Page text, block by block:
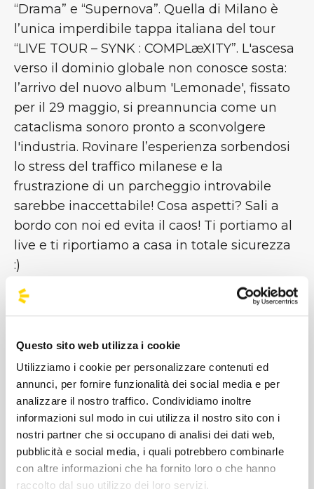
Questo sito web utilizza i cookie
Utilizziamo i cookie per personalizzare contenuti ed
annunci, per fornire funzionalità dei social media e per
analizzare il nostro traffico. Condividiamo inoltre
informazioni sul modo in cui utilizza il nostro sito con i
nostri partner che si occupano di analisi dei dati web,
pubblicità e social media, i quali potrebbero combinarle
con altre informazioni che ha fornito loro o che hanno
raccolto dal suo utilizzo dei loro servizi.
“Drama” e “Supernova”. Quella di Milano è
l’unica imperdibile tappa italiana del tour
“LIVE TOUR – SYNK : COMPLæXITY”. L'ascesa
verso il dominio globale non conosce sosta:
l’arrivo del nuovo album 'Lemonade', fissato
per il 29 maggio, si preannuncia come un
cataclisma sonoro pronto a sconvolgere
l'industria. Rovinare l’esperienza sorbendosi
lo stress del traffico milanese e la
frustrazione di un parcheggio introvabile
sarebbe inaccettabile! Cosa aspetti? Sali a
bordo con noi ed evita il caos! Ti portiamo al
live e ti riportiamo a casa in totale sicurezza
:)
Bus Organizzati per Aespa a Milano:Viaggia
senza Pensieri!
Zero traffico, zero stress da parcheggio.
Raggiungi la nuova Unipol Dome con i nostri
bus speciali per i concerti!La soluzione più
comoda e sicura dedicata a tutti i MY.
Prenota il tuo posto e goditi solo la musica.
Viaggio Diretto:Arrivo al parcheggio
ufficiale dell'Arena Santa Giulia e